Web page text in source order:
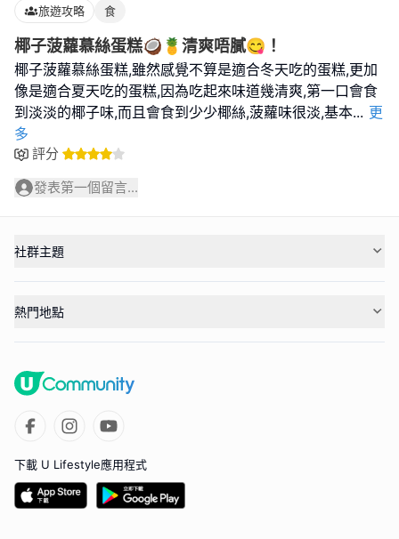
旅遊攻略 食
椰子菠蘿慕絲蛋糕🥥🍍清爽唔膩😋！
椰子菠蘿慕絲蛋糕,雖然感覺不算是適合冬天吃的蛋糕,更加
像是適合夏天吃的蛋糕,因為吃起來味道幾清爽,第一口會食
到淡淡的椰子味,而且會食到少少椰絲,菠蘿味很淡,基本... 更
多
評分
發表第一個留言...
社群主題
熱門地點
下載 U Lifestyle應用程式